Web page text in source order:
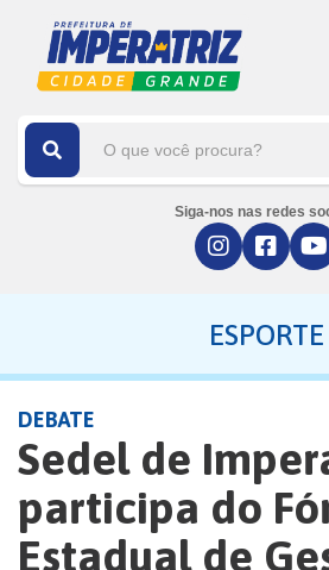
Siga-nos nas redes
ESPORTE
DEBATE
Sedel de
participa do
Estadual de